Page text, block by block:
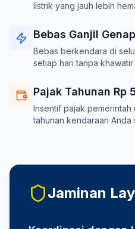
listrik yang jauh lebih
Bebas Ganjil
Bebas berkendara di
setiap hari tanpa
Pajak Tahunan Rp
Insentif pajak pemerintah
tahunan kendaraan Anda
Jaminan